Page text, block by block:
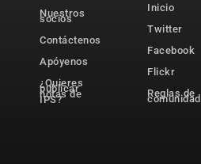
Nuestros
socios
Contáctenos
Apóyenos
¿Quieres
publicar
notas de
IPS?
Inicio
Twitter
Facebook
Flickr
Reglas de
comunidad